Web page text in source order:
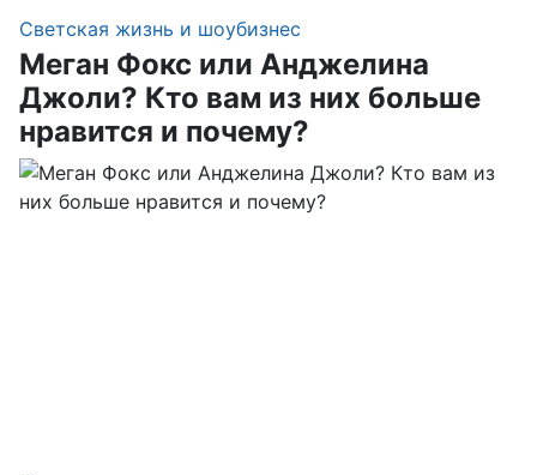
Светская жизнь и шоубизнес
Меган Фокс или Анджелина
Джоли? Кто вам из них больше
нравится и почему?